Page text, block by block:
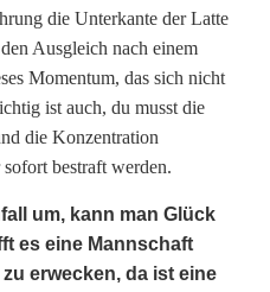
die Unterkante der Latte
Ausgleich nach einem
Momentum, das sich nicht
ist auch, du musst die
die Konzentration
bestraft werden.
um, kann man Glück
es eine Mannschaft
erwecken, da ist eine